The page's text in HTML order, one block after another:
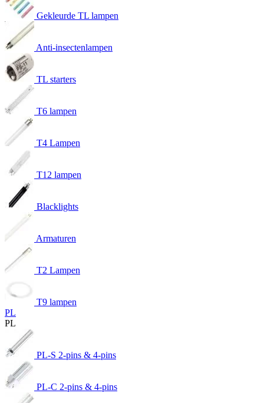
Gekleurde TL lampen
Anti-insectenlampen
TL starters
T6 lampen
T4 Lampen
T12 lampen
Blacklights
Armaturen
T2 Lampen
T9 lampen
PL
PL
PL-S 2-pins & 4-pins
PL-C 2-pins & 4-pins